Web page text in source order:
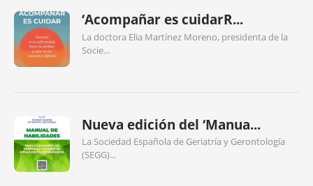
‘Acompañar es cuidarR...
La doctora Elia Martínez Moreno, presidenta de la
Socie...
Nueva edición del ‘Manua...
La Sociedad Española de Geriatría y Gerontología
(SEGG)...